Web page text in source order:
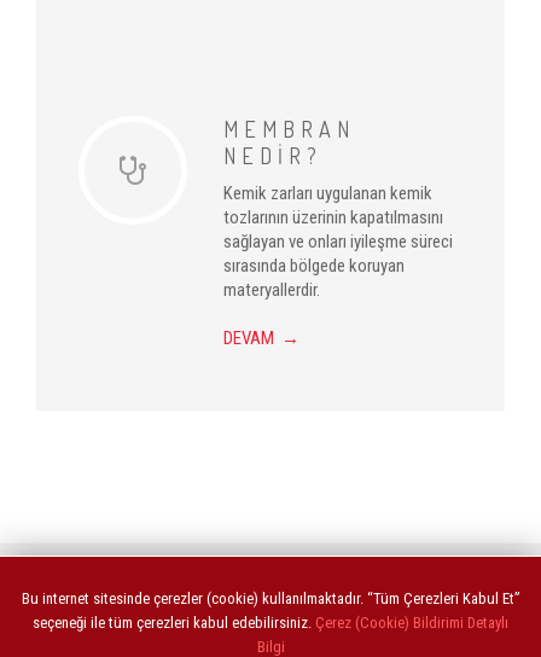
MEMBRAN
NEDİR?
Kemik zarları uygulanan kemik
tozlarının üzerinin kapatılmasını
sağlayan ve onları iyileşme süreci
sırasında bölgede koruyan
materyallerdir.
DEVAM →
Bu internet sitesinde çerezler (cookie) kullanılmaktadır. “Tüm Çerezleri Kabul Et”
seçeneği ile tüm çerezleri kabul edebilirsiniz. Çerez (Cookie) Bildirimi Detaylı
Bilgi